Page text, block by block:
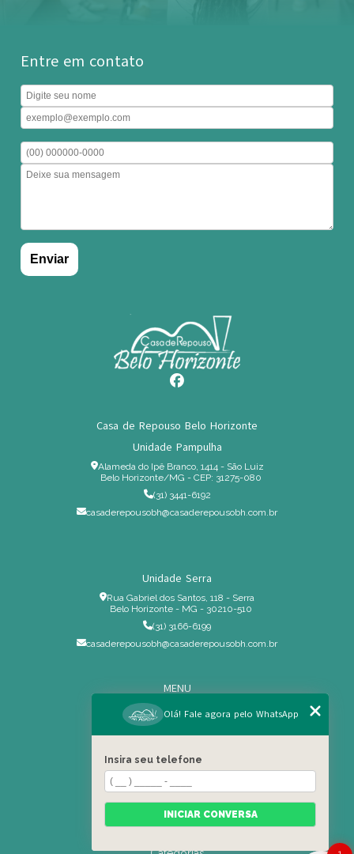
Entre em contato
Casa de Repouso Belo Horizonte
Unidade Pampulha
Alameda do Ipê Branco, 1414 - São Luiz
Belo Horizonte/MG - CEP: 31275-080
(31) 3441-6192
casaderepousobh@casaderepousobh.com.br
Unidade Serra
Rua Gabriel dos Santos, 118 - Serra
Belo Horizonte - MG - 30210-510
(31) 3166-6199
casaderepousobh@casaderepousobh.com.br
MENU
Home
Institucional
Serviços Especiais
Blog
Residência
Olá! Fale agora pelo WhatsApp
Insira seu telefone
INICIAR CONVERSA